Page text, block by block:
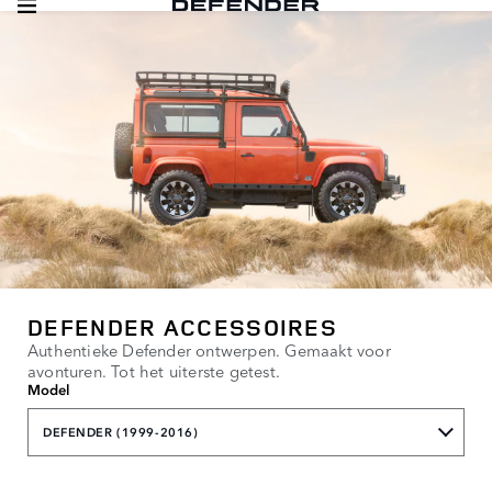
DEFENDER ACCESSOIRES
Authentieke Defender ontwerpen. Gemaakt voor
avonturen. Tot het uiterste getest.
Model
DEFENDER (1999-2016)